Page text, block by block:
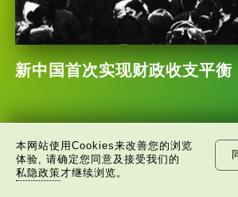
新中国首次实现财政收支平衡
每
日
“耄耋之年”
本网站使用Cookies来改善您的浏览
体验, 请确定您同意及接受我们的
私隐政策才继续浏览。